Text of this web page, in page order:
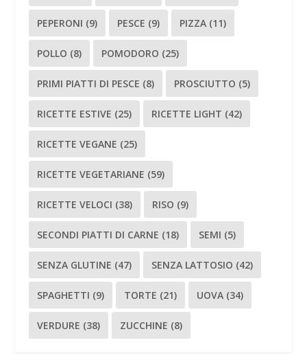
PEPERONI (9) PESCE (9) PIZZA (11)
POLLO (8) POMODORO (25)
PRIMI PIATTI DI PESCE (8) PROSCIUTTO (5)
RICETTE ESTIVE (25) RICETTE LIGHT (42)
RICETTE VEGANE (25)
RICETTE VEGETARIANE (59)
RICETTE VELOCI (38) RISO (9)
SECONDI PIATTI DI CARNE (18) SEMI (5)
SENZA GLUTINE (47) SENZA LATTOSIO (42)
SPAGHETTI (9) TORTE (21) UOVA (34)
VERDURE (38) ZUCCHINE (8)